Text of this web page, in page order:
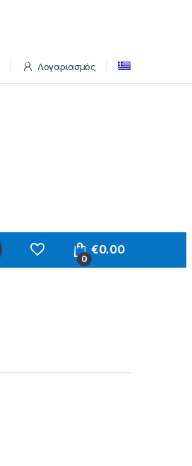
Λογαριασμός
0
€0.00